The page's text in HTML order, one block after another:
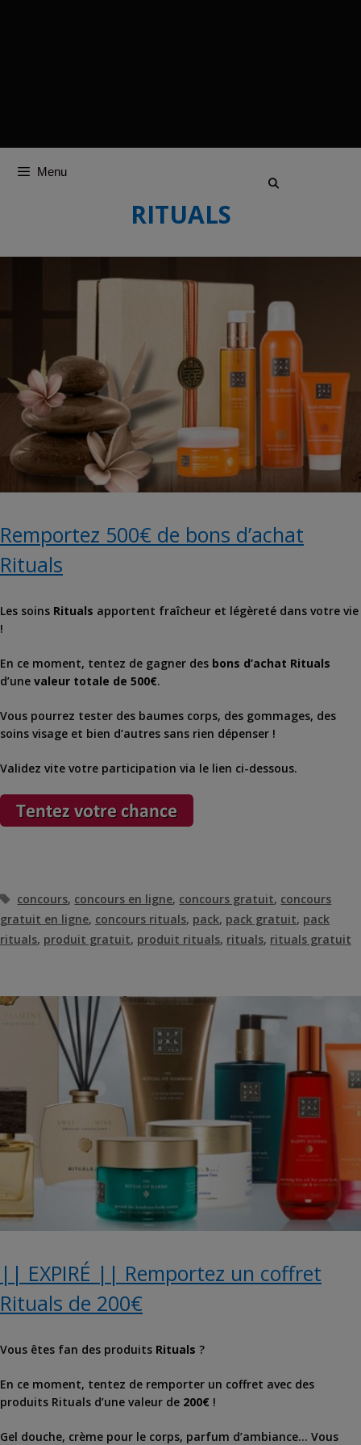
Menu
RITUALS
Remportez 500€ de bons d’achat
Rituals
Les soins Rituals apportent fraîcheur et légèreté dans votre vie
!
En ce moment, tentez de gagner des bons d’achat Rituals
d’une valeur totale de 500€.
Vous pourrez tester des baumes corps, des gommages, des
soins visage et bien d’autres sans rien dépenser !
Validez vite votre participation via le lien ci-dessous.
Étiquettes
concours, concours en ligne, concours gratuit, concours
gratuit en ligne, concours rituals, pack, pack gratuit, pack
rituals, produit gratuit, produit rituals, rituals, rituals gratuit
|| EXPIRÉ || Remportez un coffret
Rituals de 200€
Vous êtes fan des produits Rituals ?
En ce moment, tentez de remporter un coffret avec des
produits Rituals d’une valeur de 200€ !
Gel douche, crème pour le corps, parfum d’ambiance… Vous